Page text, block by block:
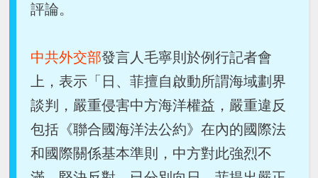
評論。
中共外交部發言人毛寧則於例行記者會
上，表示「日、菲擅自啟動所謂海域劃界
談判，嚴重侵害中方海洋權益，嚴重違反
包括《聯合國海洋法公約》在內的國際法
和國際關係基本準則，中方對此強烈不